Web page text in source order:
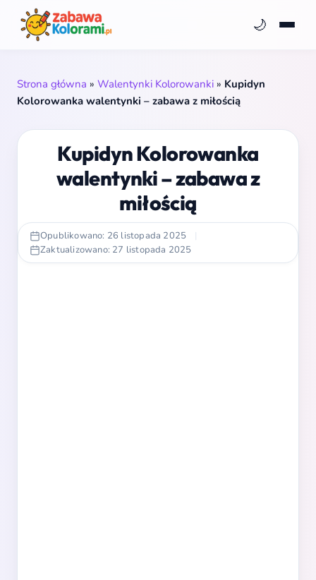
🌙
Strona główna » Walentynki Kolorowanki » Kupidyn
Kolorowanka walentynki – zabawa z miłością
Kupidyn Kolorowanka
walentynki – zabawa z
miłością
Opublikowano: 26 listopada 2025
|
Zaktualizowano: 27 listopada 2025